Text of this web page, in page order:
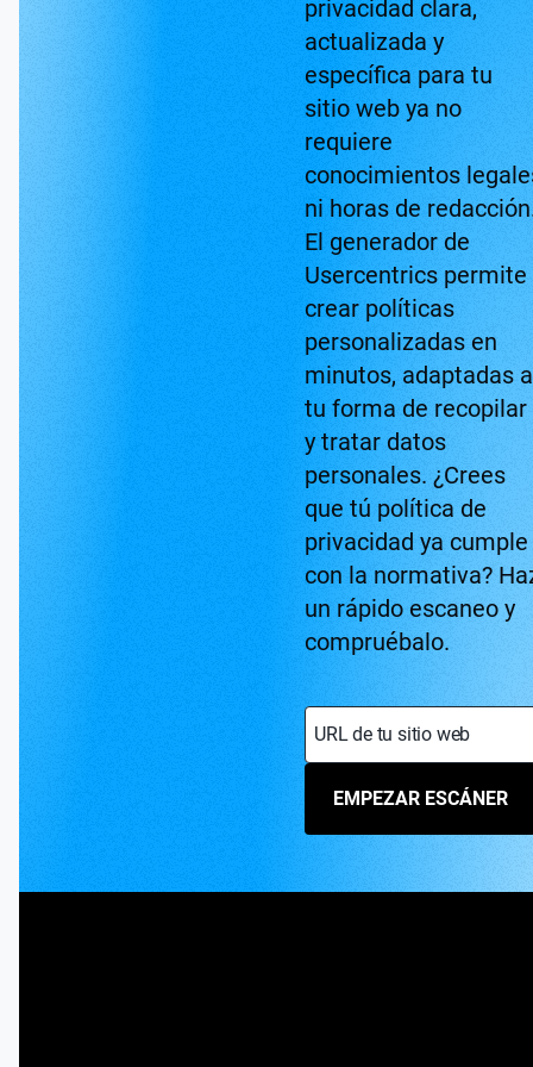
privacidad clara,
actualizada y
específica para tu
sitio web ya no
requiere
conocimientos
ni horas de
El generador de
Usercentrics permite
crear políticas
personalizadas en
minutos, adaptadas a
tu forma de recopilar
y tratar datos
personales. ¿Crees
que tú política de
privacidad ya cumple
con la normativa?
un rápido escaneo y
compruébalo.
URL de tu sitio web
EMPEZAR ESCÁNER